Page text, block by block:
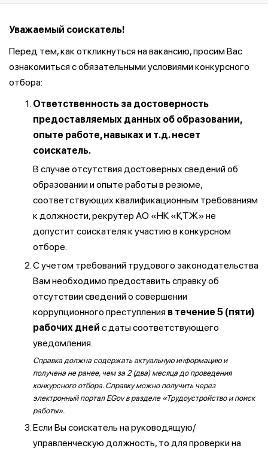
Уважаемый соискатель!
Перед тем, как откликнуться на вакансию, просим Вас
ознакомиться с обязательными условиями конкурсного
отбора:
Ответственность за достоверность
предоставляемых данных об образовании,
опыте работе, навыках и т.д. несет
соискатель.
В случае отсутствия достоверных сведений об
образовании и опыте работы в резюме,
соответствующих квалификационным требованиям
к должности, рекрутер АО «НК «ҚТЖ» не
допустит соискателя к участию в конкурсном
отборе.
С учетом требований трудового законодательства
Вам необходимо предоставить справку об
отсутствии сведений о совершении
коррупционного преступления в течение 5 (пяти)
рабочих дней с даты соответствующего
уведомления.
Справка должна содержать актуальную информацию и
получена не ранее, чем за 2 (два) месяца до проведения
конкурсного отбора. Справку можно получить через
электронный портал EGov в разделе «Трудоустройство и поиск
работы».
Если Вы соискатель на руководящую/
управленческую должность, то для проверки на